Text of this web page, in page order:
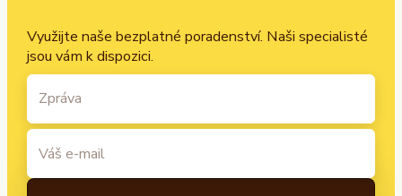
Využijte naše bezplatné poradenství. Naši specialisté
jsou vám k dispozici.